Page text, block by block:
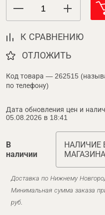
К СРАВНЕНИЮ
ОТЛОЖИТЬ
Код товара — 262515
по телефону)
Дата обновления цен и
05.08.2026 в 18:41
В
наличии
НАЛИЧИЕ
Доставка по Нижнему
Минимальная сумма заказа
руб.